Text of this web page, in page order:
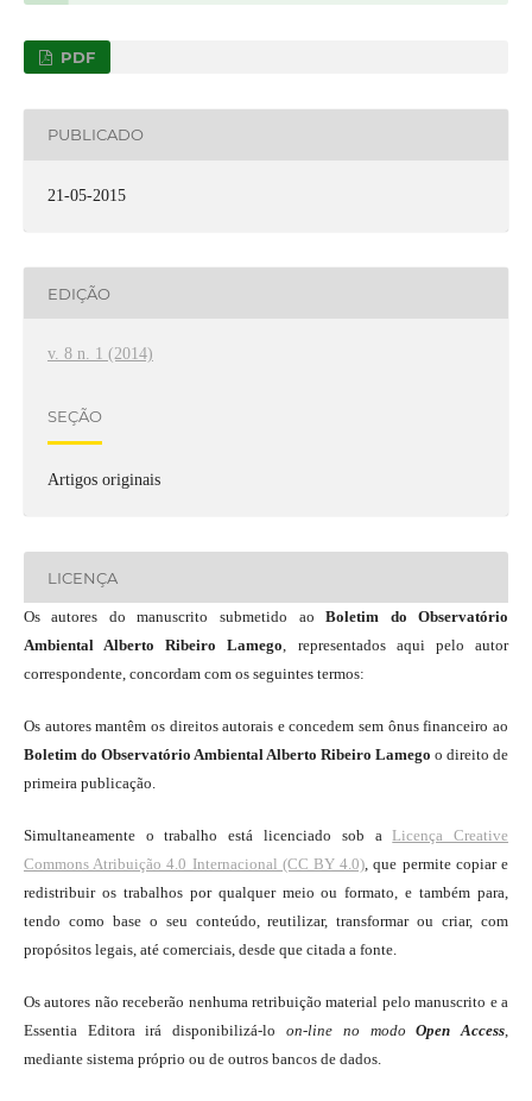
PDF
PUBLICADO
21-05-2015
EDIÇÃO
v. 8 n. 1 (2014)
SEÇÃO
Artigos originais
LICENÇA
Os autores do manuscrito submetido aoBoletim do Observatório
Ambiental Alberto Ribeiro Lamego, representados aqui pelo autor
correspondente, concordam com os seguintes termos:
Os autores mantêm os direitos autorais e concedem sem ônus financeiro ao
Boletim do Observatório Ambiental Alberto Ribeiro Lamegoo direito de
primeira publicação.
Simultaneamente o trabalho está licenciado sob a Licença Creative
Commons Atribuição 4.0 Internacional (CC BY 4.0), que permite copiar e
redistribuir os trabalhos por qualquer meio ou formato, e também para,
tendo como base o seu conteúdo, reutilizar, transformar ou criar, com
propósitos legais, até comerciais, desde que citada a fonte.
Os autores não receberão nenhuma retribuição material pelo manuscrito e a
Essentia Editora irá disponibilizá-lo on-line no modo Open Access,
mediante sistema próprio ou de outros bancos de dados.